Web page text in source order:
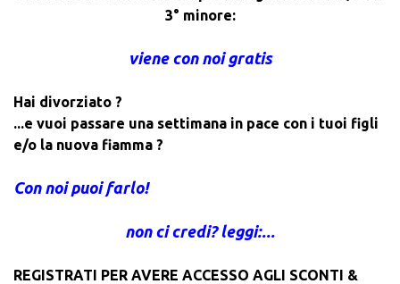
3° minore:
viene con noi gratis
Hai divorziato ?
...e vuoi passare una settimana in pace con i tuoi figli
e/o la nuova fiamma ?
Con noi puoi farlo!
non ci credi? leggi:...
REGISTRATI PER AVERE ACCESSO AGLI SCONTI &